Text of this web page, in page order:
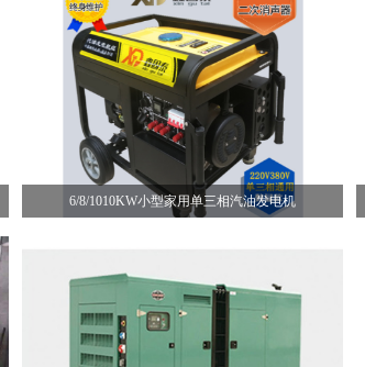
6/8/1010KW小型家用单三相汽油发电机